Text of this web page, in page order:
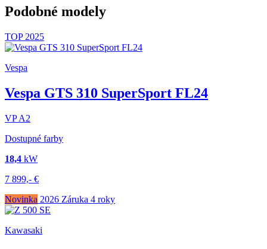
Podobné modely
TOP 2025
Vespa
Vespa GTS 310 SuperSport FL24
VPA2
Dostupné farby
18,4 kW
7 899,- €
Novinka 2026 Záruka 4 roky
Kawasaki